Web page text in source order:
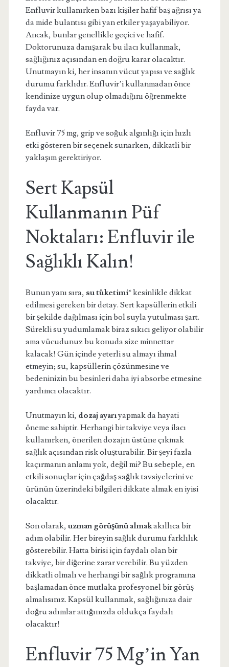
Enfluvir kullanırken bazı kişiler hafif baş ağrısı ya
da mide bulantısı gibi yan etkiler yaşayabiliyor.
Ancak, bunlar genellikle geçici ve hafif.
Doktorunuza danışarak bu ilacı kullanmak,
sağlığınız açısından en doğru karar olacaktır.
Unutmayın ki, her insanın vücut yapısı ve sağlık
durumu farklıdır. Enfluvir’i kullanmadan önce
kendinize uygun olup olmadığını öğrenmekte
fayda var.
Enfluvir 75 mg, grip ve soğuk algınlığı için hızlı
etki gösteren bir seçenek sunarken, dikkatli bir
yaklaşım gerektiriyor.
Sert Kapsül
Kullanmanın Püf
Noktaları: Enfluvir ile
Sağlıklı Kalın!
Bunun yanı sıra, su tüketimi* kesinlikle dikkat
edilmesi gereken bir detay. Sert kapsüllerin etkili
bir şekilde dağılması için bol suyla yutulması şart.
Sürekli su yudumlamak biraz sıkıcı geliyor olabilir
ama vücudunuz bu konuda size minnettar
kalacak! Gün içinde yeterli su almayı ihmal
etmeyin; su, kapsüllerin çözünmesine ve
bedeninizin bu besinleri daha iyi absorbe etmesine
yardımcı olacaktır.
Unutmayın ki, dozaj ayarıyapmak da hayati
öneme sahiptir. Herhangi bir takviye veya ilacı
kullanırken, önerilen dozajın üstüne çıkmak
sağlık açısından risk oluşturabilir. Bir şeyi fazla
kaçırmanın anlamı yok, değil mi? Bu sebeple, en
etkili sonuçlar için çağdaş sağlık tavsiyelerini ve
ürünün üzerindeki bilgileri dikkate almak en iyisi
olacaktır.
Son olarak, uzman görüşünü almakakıllıca bir
adım olabilir. Her bireyin sağlık durumu farklılık
gösterebilir. Hatta birisi için faydalı olan bir
takviye, bir diğerine zarar verebilir. Bu yüzden
dikkatli olmalı ve herhangi bir sağlık programına
başlamadan önce mutlaka profesyonel bir görüş
almalısınız. Kapsül kullanmak, sağlığınıza dair
doğru adımlar attığınızda oldukça faydalı
olacaktır!
Enfluvir 75 Mg’in Yan